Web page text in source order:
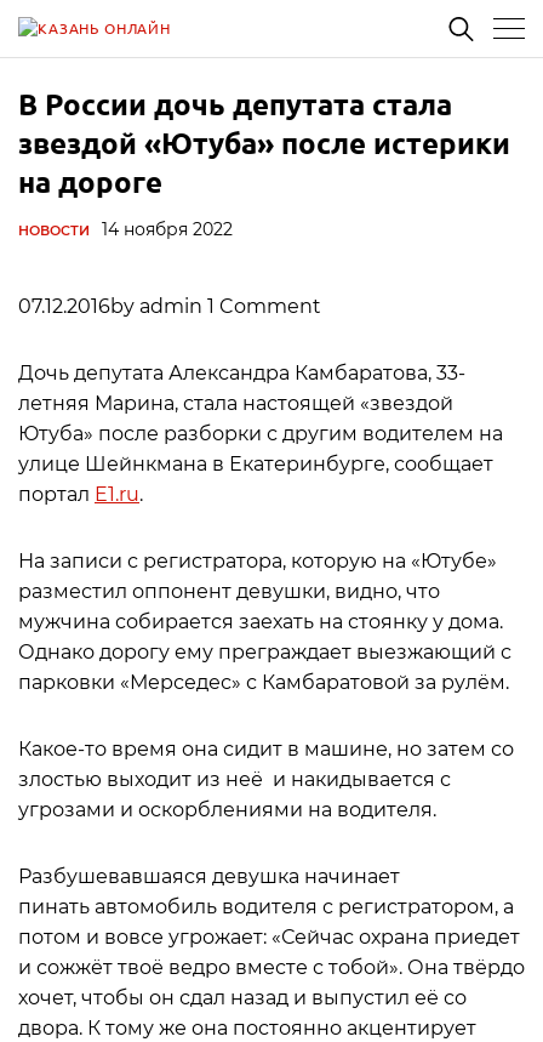
В России дочь депутата стала
звездой «Ютуба» после истерики
на дороге
НОВОСТИ 14 ноября 2022
07.12.2016by admin 1 Comment
Дочь депутата Александра Камбаратова, 33-
летняя Марина, стала настоящей «звездой
Ютуба» после разборки с другим водителем на
улице Шейнкмана в Екатеринбурге, сообщает
портал E1.ru.
На записи с регистратора, которую на «Ютубе»
разместил оппонент девушки, видно, что
мужчина собирается заехать на стоянку у дома.
Однако дорогу ему преграждает выезжающий с
парковки «Мерседес» с Камбаратовой за рулём.
Какое-то время она сидит в машине, но затем со
злостью выходит из неё и накидывается с
угрозами и оскорблениями на водителя.
Разбушевавшаяся девушка начинает
пинать автомобиль водителя с регистратором, а
потом и вовсе угрожает: «Сейчас охрана приедет
и сожжёт твоё ведро вместе с тобой». Она твёрдо
хочет, чтобы он сдал назад и выпустил её со
двора. К тому же она постоянно акцентирует